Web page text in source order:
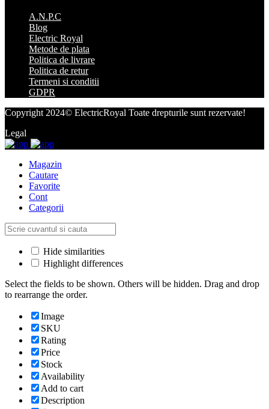
A.N.P.C
Blog
Electric Royal
Metode de plata
Politica de livrare
Politica de retur
Termeni si conditii
GDPR
Copyright 2024© ElectricRoyal Toate drepturile sunt rezervate!
Legal
Magazin
Cautare
Favorite
Cont
Categorii
Hide similarities
Highlight differences
Select the fields to be shown. Others will be hidden. Drag and drop
to rearrange the order.
Image
SKU
Rating
Price
Stock
Availability
Add to cart
Description